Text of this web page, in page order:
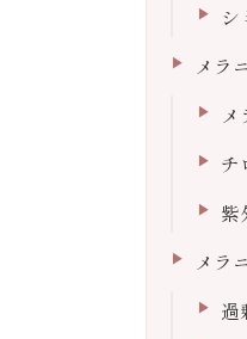
メラ
チ
紫
メラ
過